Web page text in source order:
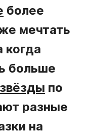
более
мечтать
когда
больше
звёзды по
разные
на